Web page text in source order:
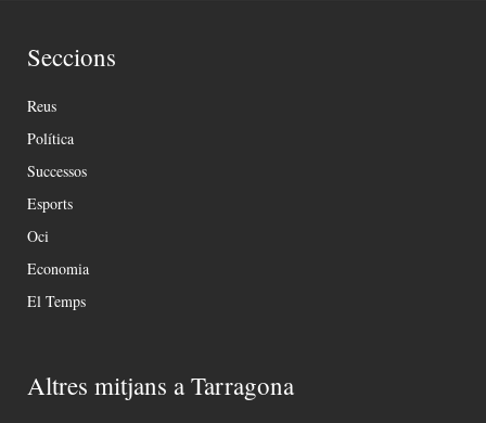
Seccions
Reus
Política
Successos
Esports
Oci
Economia
El Temps
Altres mitjans a Tarragona